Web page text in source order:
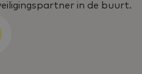
in de buurt.